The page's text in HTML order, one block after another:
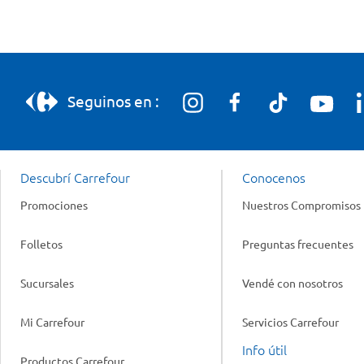
Seguinos en :
Descubrí Carrefour
Promociones
Folletos
Sucursales
Mi Carrefour
Conocenos
Nuestros Compromisos
Preguntas frecuentes
Vendé con nosotros
Servicios Carrefour
Info útil